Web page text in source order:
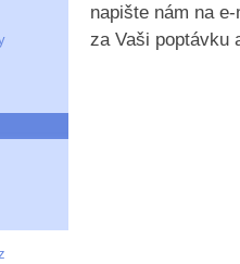
napište nám na
za Vaši poptávku